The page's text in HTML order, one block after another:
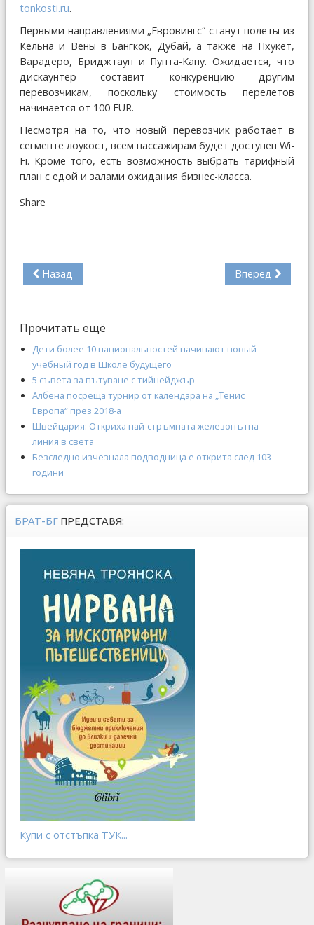
tonkosti.ru.
Первыми направлениями „Евровингс“ станут полеты из
Кельна и Вены в Бангкок, Дубай, а также на Пхукет,
Варадеро, Бриджтаун и Пунта-Кану. Ожидается, что
дискаунтер составит конкуренцию другим
перевозчикам, поскольку стоимость перелетов
начинается от 100 EUR.
Несмотря на то, что новый перевозчик работает в
сегменте лоукост, всем пассажирам будет доступен Wi-
Fi. Кроме того, есть возможность выбрать тарифный
план с едой и залами ожидания бизнес-класса.
Share
Назад Вперед
Прочитать ещё
Дети более 10 национальностей начинают новый
учебный год в Школе будущего
5 съвета за пътуване с тийнейджър
Албена посреща турнир от календара на „Тенис
Европа“ през 2018-а
Швейцария: Откриха най-стръмната железопътна
линия в света
Безследно изчезнала подводница е открита след 103
години
БРАТ-БГ ПРЕДСТАВЯ:
Купи с отстъпка ТУК...